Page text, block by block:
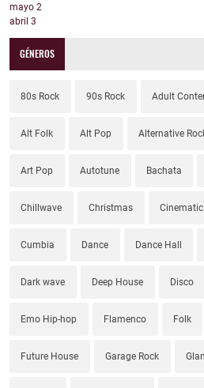
mayo 2
abril 3
GÉNEROS
80s Rock 90s Rock Adult
Alt Folk Alt Pop Alternative
Art Pop Autotune Bachata
Chillwave Christmas Cinematic
Cumbia Dance Dance Hall
Dark wave Deep House Disco
Emo Hip-hop Flamenco Folk
Future House Garage Rock